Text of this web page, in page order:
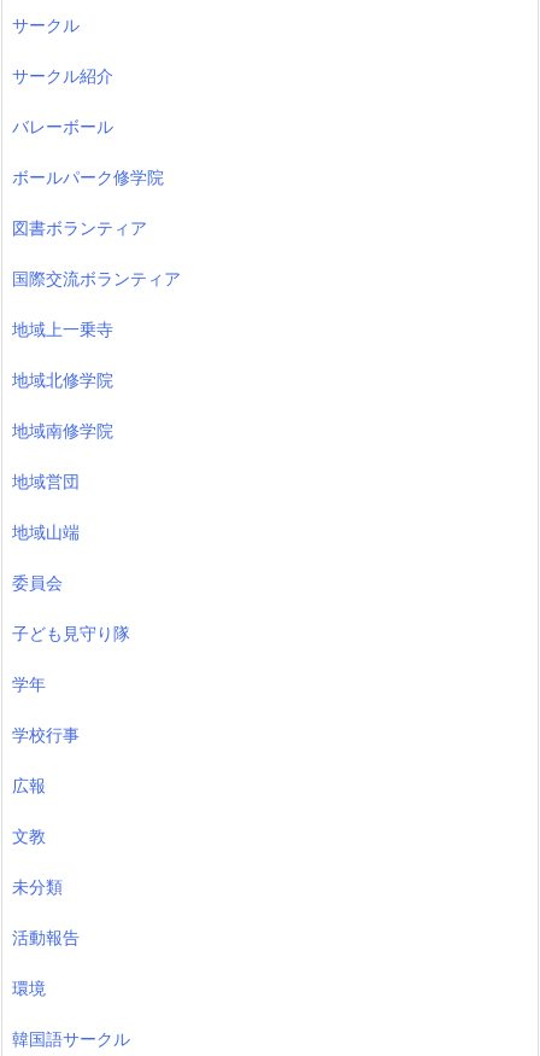
サークル
サークル紹介
バレーボール
ボールパーク修学院
図書ボランティア
国際交流ボランティア
地域上一乗寺
地域北修学院
地域南修学院
地域営団
地域山端
委員会
子ども見守り隊
学年
学校行事
広報
文教
未分類
活動報告
環境
韓国語サークル